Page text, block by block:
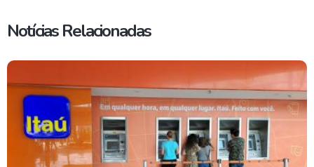
Notícias Relacionadas